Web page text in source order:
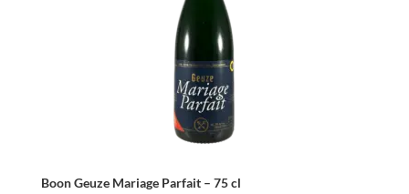
Boon Geuze Mariage Parfait – 75 cl